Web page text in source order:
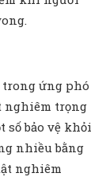
ứng phó
nghiêm trọng
số bảo vệ khỏi
nhiều bằng
nghiêm